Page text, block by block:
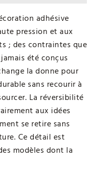
adhésive
pression et aux
; des contraintes que
été conçus
la donne pour
sans recourir à
La réversibilité
aux idées
se retire sans
Ce détail est
modèles dont la